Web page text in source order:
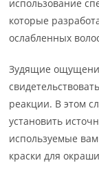
использование
которые
ослабленных
Зудящие
реакции. В этом
установить
используемые
краски для